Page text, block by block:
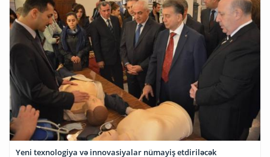
Yeni texnologiya və innovasiyalar nümayiş etdiriləcək